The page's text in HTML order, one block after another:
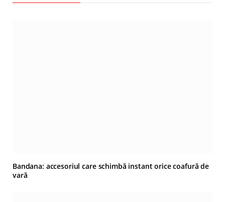
Bandana: accesoriul care schimbă instant orice coafură de
vară